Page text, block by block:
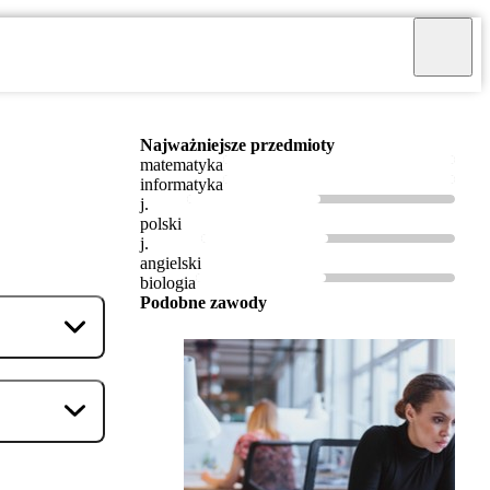
Najważniejsze przedmioty
matematyka
informatyka
j.
polski
j.
angielski
biologia
Podobne zawody